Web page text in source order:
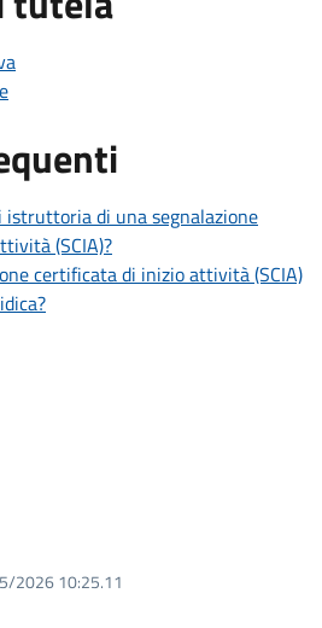
istruttoria di una segnalazione
(SCIA)?
certificata di inizio attività (SCIA)
2026 10:25.11